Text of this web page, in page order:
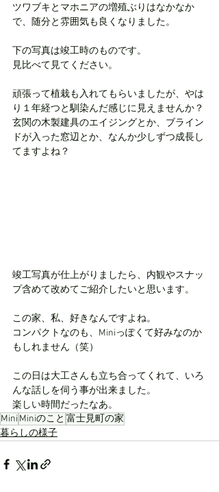
ツワブキとマホニアの増殖ぶりはなかなか
で、随分と雰囲気も良くなりました。
下の写真は竣工時のものです。
見比べて見てください。
頑張って植栽も入れてもらいましたが、やは
り１年経つと馴染んだ感じに見えませんか？
玄関の木製建具のエイジングとか、ブライン
ドが入った窓辺とか、なんか少しずつ成長し
てますよね？
竣工写真が仕上がりましたら、内観やスナッ
プ含めて改めてご紹介したいと思います。
この家、私、好きなんですよね。
コンパクトなのも、Miniっぽくて好みなのか
もしれません（笑）
この日は大工さんも立ち合ってくれて、いろ
んな話しを伺う事が出来ました。
楽しい時間だったなあ。
Mini Miniのこと 富士見町の家
暮らしの様子